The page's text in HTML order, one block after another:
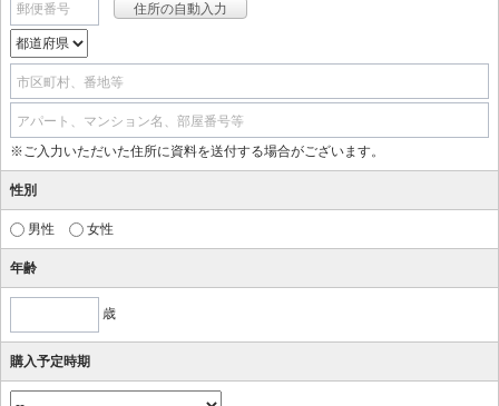
郵便番号
市区町村、番地等
アパート、マンション名、部屋番号等
※ご入力いただいた住所に資料を送付する場合がございます。
性別
男性 女性
年齢
歳
購入予定時期